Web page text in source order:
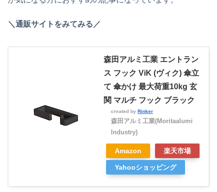
＼通販サイトをみてみる／
森田アルミ工業 エントラン
ス フック ViK (ヴィク) 傘立
て 傘かけ 最大荷重10kg 玄
関 マルチ フック ブラック
created by Rinker
森田アルミ工業(Moritaalumi
Industry)
Amazon 楽天市場
Yahooショッピング